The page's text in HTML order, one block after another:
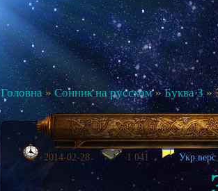
Головна» Сонник на русском»Буква З»
2014-02-28 1 041 Укр.верс.